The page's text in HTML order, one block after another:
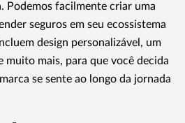
Podemos facilmente criar uma
seguros em seu ecossistema
design personalizável, um
muito mais, para que você decida
se sente ao longo da jornada